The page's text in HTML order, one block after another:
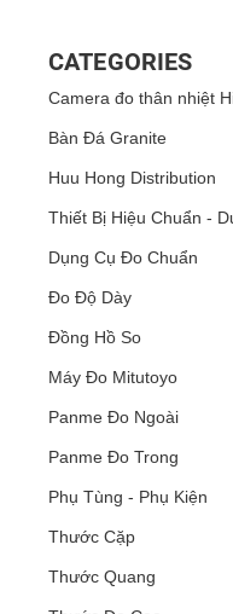
CATEGORIES
Camera đo thân nhiệt
Bàn Đá Granite
Huu Hong Distribution
Thiết Bị Hiệu Chuẩn -
Dụng Cụ Đo Chuẩn
Đo Độ Dày
Đồng Hồ So
Máy Đo Mitutoyo
Panme Đo Ngoài
Panme Đo Trong
Phụ Tùng - Phụ Kiện
Thước Cặp
Thước Quang